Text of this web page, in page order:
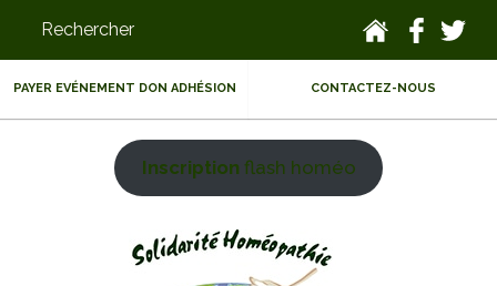
PAYER EVÉNEMENT DON ADHÉSION CONTACTEZ-NOUS
Inscription flash homéo